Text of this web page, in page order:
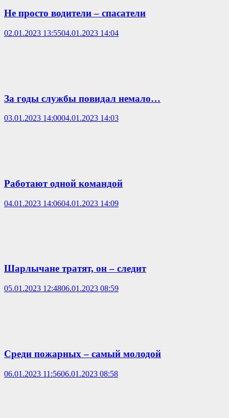
Не просто водители – спасатели
02.01.2023 13:5504.01.2023 14:04
За годы службы повидал немало…
03.01.2023 14:0004.01.2023 14:03
Работают одной командой
04.01.2023 14:0604.01.2023 14:09
Шарлычане тратят, он – следит
05.01.2023 12:4806.01.2023 08:59
Среди пожарных – самый молодой
06.01.2023 11:5606.01.2023 08:58